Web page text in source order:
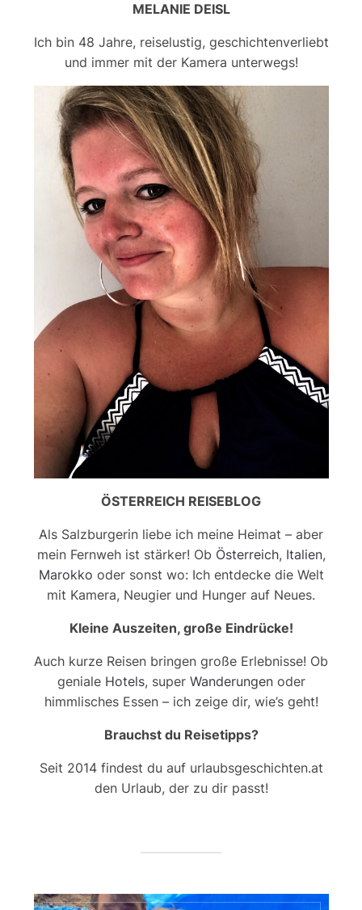
MELANIE DEISL
Ich bin 48 Jahre, reiselustig, geschichtenverliebt
und immer mit der Kamera unterwegs!
ÖSTERREICH REISEBLOG
Als Salzburgerin liebe ich meine Heimat – aber
mein Fernweh ist stärker! Ob Österreich, Italien,
Marokko oder sonst wo: Ich entdecke die Welt
mit Kamera, Neugier und Hunger auf Neues.
Kleine Auszeiten, große Eindrücke!
Auch kurze Reisen bringen große Erlebnisse! Ob
geniale Hotels, super Wanderungenoder
himmlisches Essen – ich zeige dir, wie’s geht!
Brauchst du Reisetipps?
Seit 2014 findest du auf urlaubsgeschichten.at
den Urlaub, der zu dir passt!